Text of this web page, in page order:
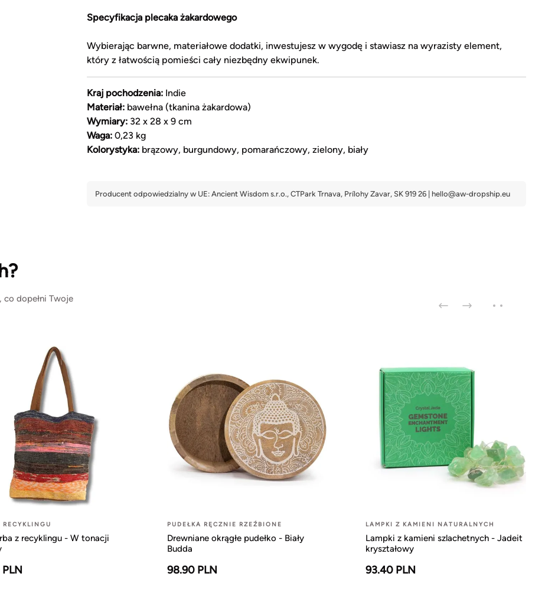
Specyfikacja plecaka żakardowego
Wybierając barwne, materiałowe dodatki, inwestujesz w wygodę i stawiasz na wyrazisty element,
który z łatwością pomieści cały niezbędny ekwipunek.
Kraj pochodzenia: Indie
Materiał: bawełna (tkanina żakardowa)
Wymiary: 32 x 28 x 9 cm
Waga: 0,23 kg
Kolorystyka: brązowy, burgundowy, pomarańczowy, zielony, biały
co dopełni Twoje
RECYKLINGU
z recyklingu - W tonacji
PLN
PUDEŁKA RĘCZNIE RZEŹBIONE
Drewniane okrągłe pudełko - Biały
Budda
98.90 PLN
LAMPKI Z KAMIENI NATURALNYCH
Lampki z kamieni szlachetnych - Jadeit
kryształowy
93.40 PLN